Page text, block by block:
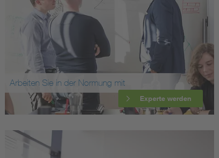
Arbeiten Sie in der Normung mit
Experte werden